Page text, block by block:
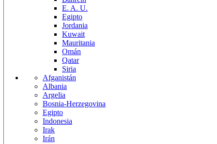
E. A. U.
Egipto
Jordania
Kuwait
Mauritania
Omán
Qatar
Siria
Afganistán
Albania
Argelia
Bosnia-Herzegovina
Egipto
Indonesia
Irak
Irán